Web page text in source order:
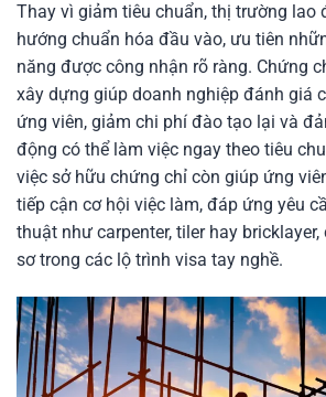
Thay vì giảm tiêu chuẩn, thị trường lao
hướng chuẩn hóa đầu vào, ưu tiên
năng được công nhận rõ ràng. Chứng
xây dựng giúp doanh nghiệp đánh giá
ứng viên, giảm chi phí đào tạo lại và
động có thể làm việc ngay theo tiêu
việc sở hữu chứng chỉ còn giúp ứng
tiếp cận cơ hội việc làm, đáp ứng yêu
thuật như carpenter, tiler hay
sơ trong các lộ trình visa tay nghề.